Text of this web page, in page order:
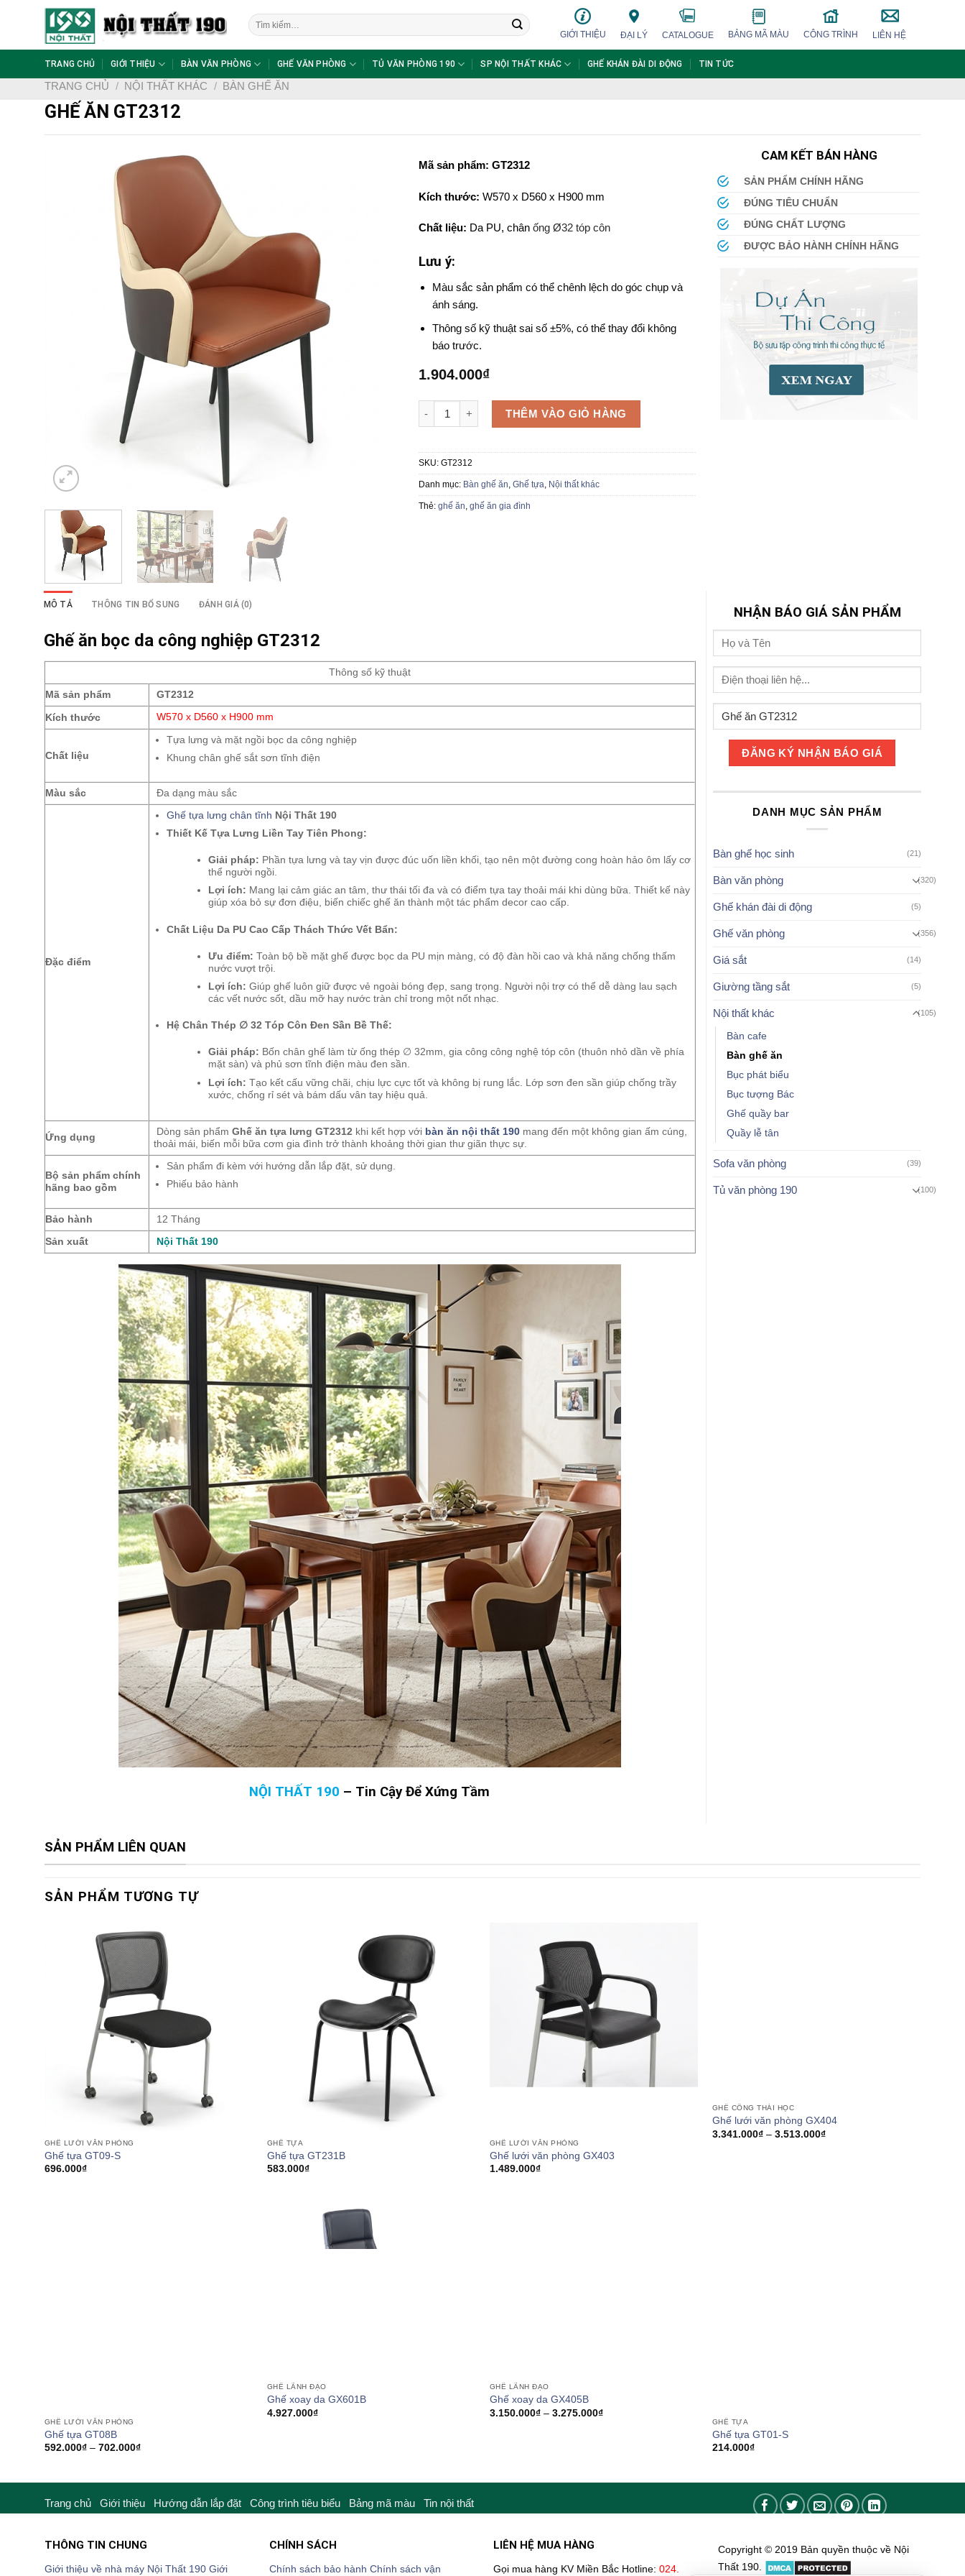
Tìm
kiếm:
GIỚI THIỆU ĐẠI LÝ CATALOGUE BẢNG MÃ MÀU CÔNG TRÌNH LIÊN HỆ
TRANG CHỦ GIỚI THIỆU BÀN VĂN PHÒNG GHẾ VĂN PHÒNG TỦ VĂN PHÒNG 190 SP NỘI THẤT KHÁC GHẾ KHÁN ĐÀI DI ĐỘNG TIN TỨC
TRANG CHỦ / NỘI THẤT KHÁC / BÀN GHẾ ĂN
GHẾ ĂN GT2312
Mã sản phẩm: GT2312
Kích thước: W570 x D560 x H900 mm
Chất liệu: Da PU, chân ống Ø32 tóp côn
Lưu ý:
Màu sắc sản phẩm có thể chênh lệch do góc chụp và
ánh sáng.
Thông số kỹ thuật sai số ±5%, có thể thay đổi không
báo trước.
1.904.000₫
Ghế ăn GT2312 số lượng
THÊM VÀO GIỎ HÀNG
SKU: GT2312
Danh mục: Bàn ghế ăn, Ghế tựa, Nội thất khác
Thẻ: ghế ăn, ghế ăn gia đình
CAM KẾT BÁN HÀNG
SẢN PHẨM CHÍNH HÃNG
ĐÚNG TIÊU CHUẨN
ĐÚNG CHẤT LƯỢNG
ĐƯỢC BẢO HÀNH CHÍNH HÃNG
MÔ TẢ THÔNG TIN BỔ SUNG ĐÁNH GIÁ (0)
Ghế ăn bọc da công nghiệp GT2312
Thông số kỹ thuật
Mã sản phẩm GT2312
Kích thước W570 x D560 x H900 mm
Chất liệu
Tựa lưng và mặt ngồi bọc da công nghiệp
Khung chân ghế sắt sơn tĩnh điện
Màu sắc Đa dạng màu sắc
Đặc điểm
Ghế tựa lưng chân tĩnh Nội Thất 190
Thiết Kế Tựa Lưng Liền Tay Tiên Phong:
Giải pháp: Phần tựa lưng và tay vịn được đúc uốn liền khối, tạo nên một đường cong hoàn hảo ôm lấy cơ
thể người ngồi.
Lợi ích: Mang lại cảm giác an tâm, thư thái tối đa và có điểm tựa tay thoải mái khi dùng bữa. Thiết kế này
giúp xóa bỏ sự đơn điệu, biến chiếc ghế ăn thành một tác phẩm decor cao cấp.
Chất Liệu Da PU Cao Cấp Thách Thức Vết Bẩn:
Ưu điểm: Toàn bộ bề mặt ghế được bọc da PU mịn màng, có độ đàn hồi cao và khả năng chống thấm
nước vượt trội.
Lợi ích: Giúp ghế luôn giữ được vẻ ngoài bóng đẹp, sang trọng. Người nội trợ có thể dễ dàng lau sạch
các vết nước sốt, dầu mỡ hay nước tràn chỉ trong một nốt nhạc.
Hệ Chân Thép ∅32 Tóp Côn Đen Sần Bề Thế:
Giải pháp: Bốn chân ghế làm từ ống thép ∅ 32mm, gia công công nghệ tóp côn (thuôn nhỏ dần về phía
mặt sàn) và phủ sơn tĩnh điện màu đen sần.
Lợi ích: Tạo kết cấu vững chãi, chịu lực cực tốt và không bị rung lắc. Lớp sơn đen sần giúp chống trầy
xước, chống rỉ sét và bám dấu vân tay hiệu quả.
Ứng dụng
Dòng sản phẩmGhế ăn tựa lưng GT2312 khi kết hợp với bàn ăn nội thất 190 mang đến một không gian ấm cúng,
thoải mái, biến mỗi bữa cơm gia đình trở thành khoảng thời gian thư giãn thực sự.
Bộ sản phẩm chính
hãng bao gồm
Sản phẩm đi kèm với hướng dẫn lắp đặt, sử dụng.
Phiếu bảo hành
Bảo hành 12 Tháng
Sản xuất Nội Thất 190
NỘI THẤT 190 – Tin Cậy Để Xứng Tầm
NHẬN BÁO GIÁ SẢN PHẨM
DANH MỤC SẢN PHẨM
Bàn ghế học sinh (21)
Bàn văn phòng (320)
Ghế khán đài di động (5)
Ghế văn phòng (356)
Giá sắt (14)
Giường tầng sắt (5)
Nội thất khác (105)
Bàn cafe
Bàn ghế ăn
Bục phát biểu
Bục tượng Bác
Ghế quầy bar
Quầy lễ tân
Sofa văn phòng (39)
Tủ văn phòng 190 (100)
SẢN PHẨM LIÊN QUAN
SẢN PHẨM TƯƠNG TỰ
GHẾ LƯỚI VĂN PHÒNG
Ghế tựa GT09-S
696.000₫
GHẾ TỰA
Ghế tựa GT231B
583.000₫
GHẾ LƯỚI VĂN PHÒNG
Ghế lưới văn phòng GX403
1.489.000₫
GHẾ CÔNG THÁI HỌC
Ghế lưới văn phòng GX404
3.341.000₫ – 3.513.000₫Khoảng
GHẾ LƯỚI VĂN PHÒNG
Ghế tựa GT08B
592.000₫ – 702.000₫Khoảng
đến
GHẾ LÃNH ĐẠO
Ghế xoay da GX601B
4.927.000₫
GHẾ LÃNH ĐẠO
Ghế xoay da GX405B
3.150.000₫ – 3.275.000₫Khoảng
GHẾ TỰA
Ghế tựa GT01-S
214.000₫
Trang chủ Giới thiệu Hướng dẫn lắp đặt Công trình tiêu biểu Bảng mã màu Tin nội thất
THÔNG TIN CHUNG
Giới thiệu về nhà máy Nội Thất 190 Giới
CHÍNH SÁCH
Chính sách bảo hành Chính sách vận
LIÊN HỆ MUA HÀNG
Gọi mua hàng KV Miền Bắc Hotline: 024.
Copyright © 2019 Bản quyền thuộc về Nội
Thất 190.